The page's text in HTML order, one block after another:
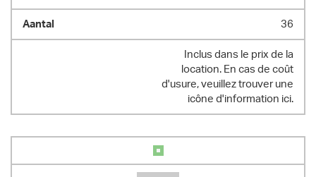
36
Inclus dans le prix de la
location. En cas de coût
d'usure, veuillez trouver une
icône d'information ici.